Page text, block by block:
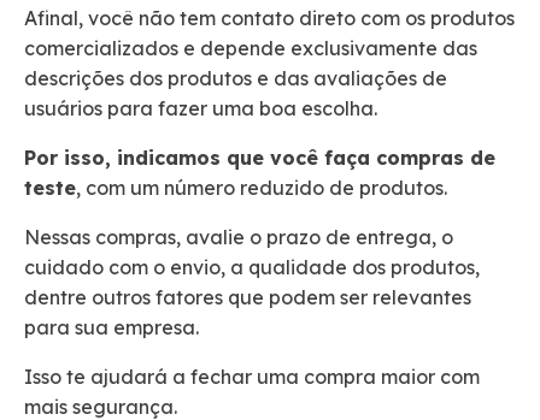
Afinal, você não tem contato direto com os produtos
comercializados e depende exclusivamente das
descrições dos produtos e das avaliações de
usuários para fazer uma boa escolha.
Por isso, indicamos que você faça compras de
teste, com um número reduzido de produtos.
Nessas compras, avalie o prazo de entrega, o
cuidado com o envio, a qualidade dos produtos,
dentre outros fatores que podem ser relevantes
para sua empresa.
Isso te ajudará a fechar uma compra maior com
mais segurança.